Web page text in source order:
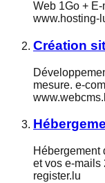
Web 1Go +
www.hosting-
Création
mesure. e-
Hébergement
et vos e-mails
register.lu